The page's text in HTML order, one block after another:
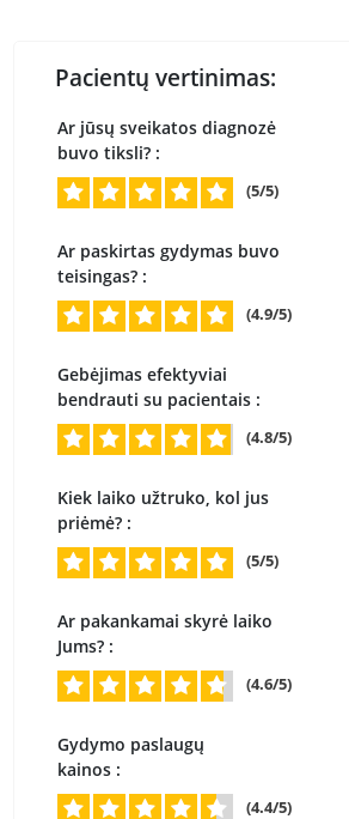
Pacientų vertinimas:
Ar jūsų sveikatos diagnozė
buvo tiksli? :
(5/5)
Ar paskirtas gydymas buvo
teisingas? :
(4.9/5)
Gebėjimas efektyviai
bendrauti su pacientais :
(4.8/5)
Kiek laiko užtruko, kol jus
priėmė? :
(5/5)
Ar pakankamai skyrė laiko
Jums? :
(4.6/5)
Gydymo paslaugų
kainos :
(4.4/5)